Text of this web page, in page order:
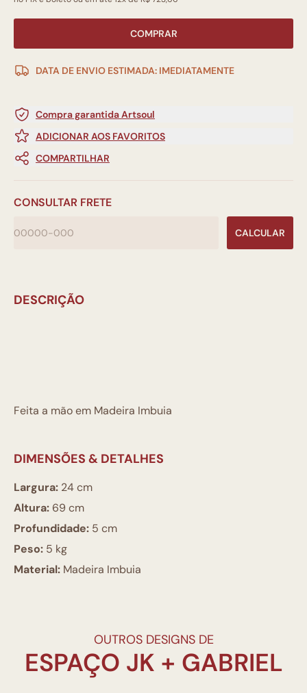
COMPRAR
DATA DE ENVIO ESTIMADA: IMEDIATAMENTE
Compra garantida Artsoul
ADICIONAR AOS FAVORITOS
COMPARTILHAR
CONSULTAR FRETE
CALCULAR
DESCRIÇÃO
Feita a mão em Madeira Imbuia
DIMENSÕES & DETALHES
Largura: 24 cm
Altura: 69 cm
Profundidade: 5 cm
Peso: 5 kg
Material: Madeira Imbuia
OUTROS DESIGNS DE